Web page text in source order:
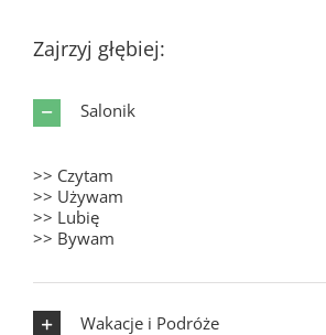
Zajrzyj głębiej:
Salonik
>> Czytam
>> Używam
>> Lubię
>> Bywam
Wakacje i Podróże